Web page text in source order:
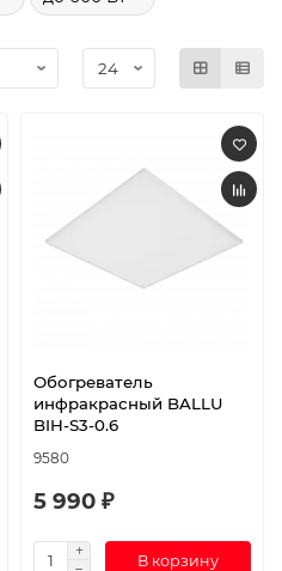
Обогреватель
инфракрасный BALLU
BIH-S3-0.6
9580
5 990 ₽
В корзину